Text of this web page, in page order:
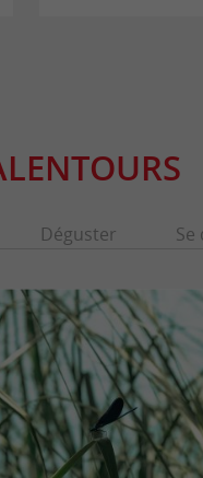
Déguster